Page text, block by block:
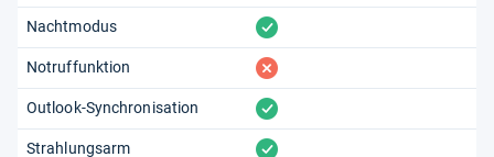
Nachtmodus vorhanden
Notruffunktion fehlt
Outlook-Synchronisation vorhanden
Strahlungsarm vorhanden